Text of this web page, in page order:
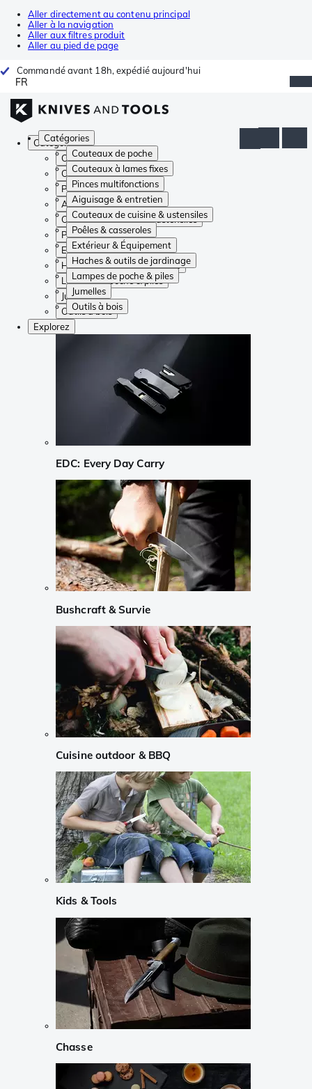
Aller directement au contenu principal
Aller à la navigation
Aller aux filtres produit
Aller au pied de page
Commandé avant 18h, expédié aujourd'hui
FR
Catégories
Couteaux de poche
Couteaux à lames fixes
Pinces multifonctions
Aiguisage & entretien
Couteaux de cuisine & ustensiles
Poêles & casseroles
Extérieur & Équipement
Haches & outils de jardinage
Lampes de poche & piles
Jumelles
Outils à bois
Catégories
Couteaux de poche
Couteaux à lames fixes
Pinces multifonctions
Aiguisage & entretien
Couteaux de cuisine & ustensiles
Poêles & casseroles
Extérieur & Équipement
Haches & outils de jardinage
Lampes de poche & piles
Jumelles
Outils à bois
Explorez
EDC: Every Day Carry
Bushcraft & Survie
Cuisine outdoor & BBQ
Kids & Tools
Chasse